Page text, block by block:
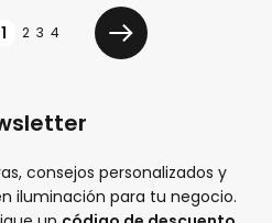
1 2 3 4
Siguiente
consejos personalizados y
iluminación para tu negocio.